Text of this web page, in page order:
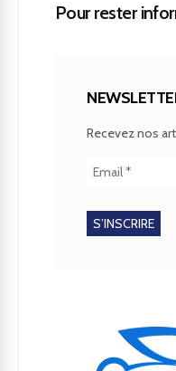
Pour rester
Recevez nos